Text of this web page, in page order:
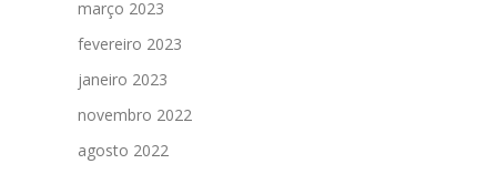
março 2023
fevereiro 2023
janeiro 2023
novembro 2022
agosto 2022